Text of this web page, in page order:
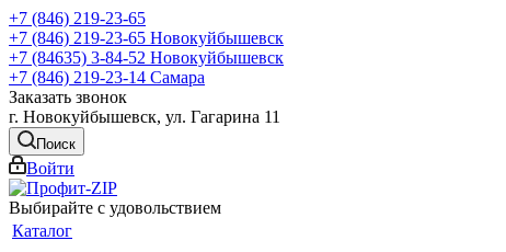
+7 (846) 219-23-65
+7 (846) 219-23-65 Новокуйбышевск
+7 (84635) 3-84-52 Новокуйбышевск
+7 (846) 219-23-14 Самара
Заказать звонок
г. Новокуйбышевск, ул. Гагарина 11
Поиск
Войти
Выбирайте с удовольствием
Каталог